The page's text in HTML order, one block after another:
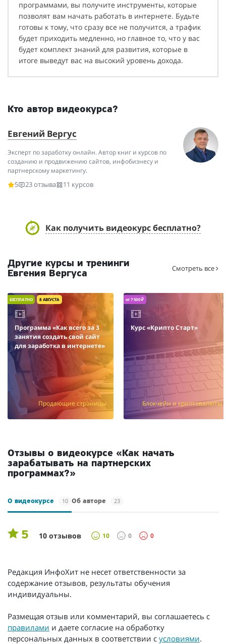
программами, вы получите инструменты, которые
позволят вам начать работать в интернете. Будьте
готовы к тому, что сразу все не получится, а трафик
будет приходить медленно, но главное то, что у вас
будет комплект знаний для развития, которые в
итоге выведут вас на высокий уровень дохода.
Кто автор видеокурса?
Евгений Вергус
Эксперт по заработку онлайн. Автор книг и курсов по
созданию и продвижению сайтов, инфобизнесу и
партнерскому маркетингу.
5
23 отзыва 11 курсов
Как получить видеокурс бесплатно?
Другие курсы и тренинги
Евгения Вергуса
Смотреть все
БЕСПЛАТНО 8 АВГУСТА
Программа «Как всего за 3
занятия создать свой сайт
для заработка в интернете»
Продающие страницы
от 7 500 ₽
Курс «Крипто Старт»
Блокчейн и криптовалюты
Отзывы о видеокурсе «Как начать
зарабатывать на партнерских
программах?»
О видеокурсе 10 Об авторе 23
5 10 отзывов 10 0 0
Редакция ИнфоХит не несет ответственности за
содержание отзывов, результаты обучения
индивидуальны.
Размещая отзыв или комментарий, вы соглашаетесь с
правилами и даете согласие на обработку
персональных данных в соответствии с условиями.